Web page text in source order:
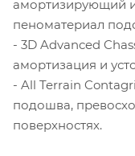
амортизирующий
пеноматериал
- 3D Advanced
амортизация и
- All Terrain
подошва,
поверхностях.